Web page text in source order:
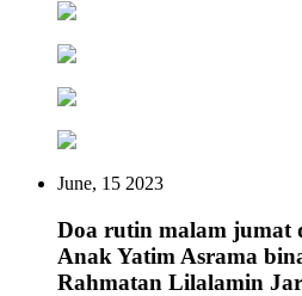
June, 15 2023
Doa rutin malam jumat
Anak Yatim Asrama
Rahmatan Lilalamin